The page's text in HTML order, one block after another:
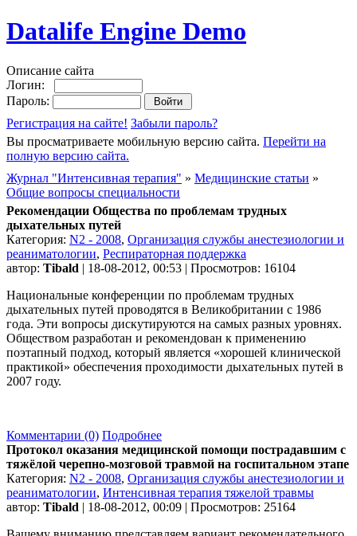
Datalife Engine Demo
Описание сайта
Логин:
Пароль:
Регистрация на сайте! Забыли пароль?
Вы просматриваете мобильную версию сайта. Перейти на
полную версию сайта.
Журнал "Интенсивная терапия" » Медицинские статьи »
Общие вопросы специальности
Рекомендации Общества по проблемам трудных
дыхательных путей
Категория: N2 - 2008, Организация службы анестезиологии и
реаниматологии, Респираторная поддержка
автор: Tibald | 18-08-2012, 00:53 | Просмотров: 16104
Национальные конференции по проблемам трудных
дыхательных путей проводятся в Великобритании с 1986
года. Эти вопросы дискутируются на самых разных уровнях.
Обществом разработан и рекомендован к применению
поэтапный подход, который является «хорошей клинической
практикой» обеспечения проходимости дыхательных путей в
2007 году.
Комментарии (0) Подробнее
Протокол оказания медицинской помощи пострадавшим с
тяжёлой черепно-мозговой травмой на госпитальном этапе
Категория: N2 - 2008, Организация службы анестезиологии и
реаниматологии, Интенсивная терапия тяжелой травмы
автор: Tibald | 18-08-2012, 00:09 | Просмотров: 25164